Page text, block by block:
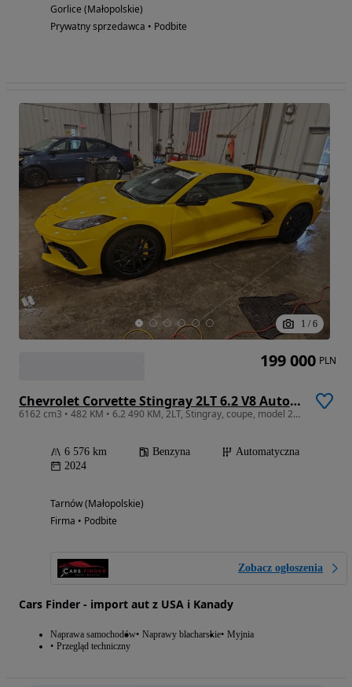
Gorlice (Małopolskie)
Prywatny sprzedawca • Podbite
1 / 6
Chevrolet Corvette Stingray 2LT 6.2 V8 Automatik
6162 cm3 • 482 KM • 6.2 490 KM, 2LT, Stingray, coupe, model 2025, drobna szkoda!
6 576 km Benzyna
Automatyczna
2024
Tarnów (Małopolskie)
Firma • Podbite
Zobacz ogłoszenia
Cars Finder - import aut z USA i Kanady
Naprawa samochodów Naprawy blacharskie Myjnia
Przegląd techniczny
199 000 PLN